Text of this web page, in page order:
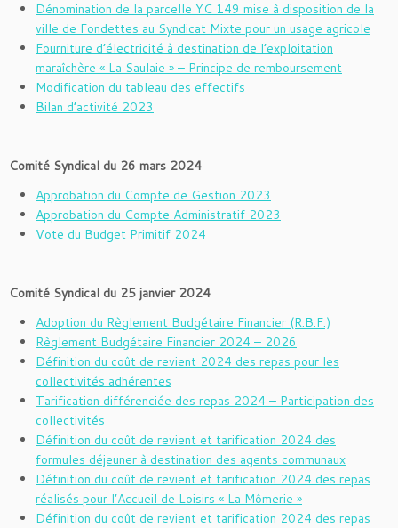
Dénomination de la parcelle YC 149 mise à disposition de la
ville de Fondettes au Syndicat Mixte pour un usage agricole
Fourniture d’électricité à destination de l’exploitation
maraîchère « La Saulaie » – Principe de remboursement
Modification du tableau des effectifs
Bilan d’activité 2023
Comité Syndical du 26 mars 2024
Approbation du Compte de Gestion 2023
Approbation du Compte Administratif 2023
Vote du Budget Primitif 2024
Comité Syndical du 25 janvier 2024
Adoption du Règlement Budgétaire Financier (R.B.F.)
Règlement Budgétaire Financier 2024 – 2026
Définition du coût de revient 2024 des repas pour les
collectivités adhérentes
Tarification différenciée des repas 2024 – Participation des
collectivités
Définition du coût de revient et tarification 2024 des
formules déjeuner à destination des agents communaux
Définition du coût de revient et tarification 2024 des repas
réalisés pour l’Accueil de Loisirs « La Mômerie »
Définition du coût de revient et tarification 2024 des repas